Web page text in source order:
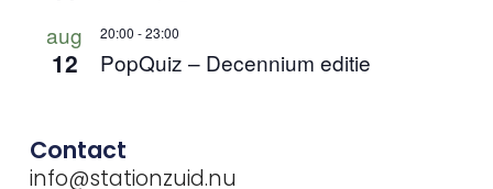
aug
12
20:00 -23:00
PopQuiz – Decennium editie
Contact
info@stationzuid.nu